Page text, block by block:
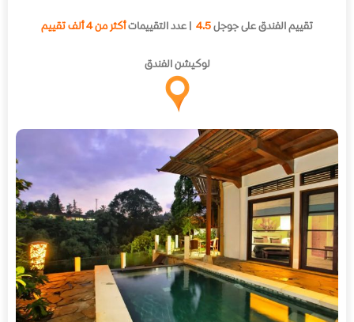
تقييم الفندق على جوجل4.5 | عدد التقييماتأكثر من 4 ألف تقييم
لوكيشن الفندق